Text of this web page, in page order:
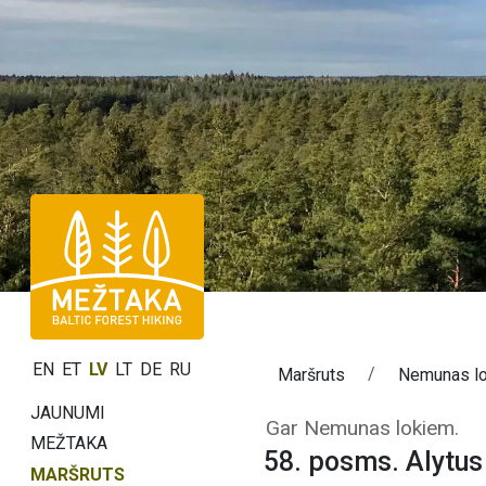
EN ET LV LT DE RU
JAUNUMI
MEŽTAKA
MARŠRUTS
Maršruts Nemunas
58. posms.
Gar Nemunas lokiem.
58. posms.